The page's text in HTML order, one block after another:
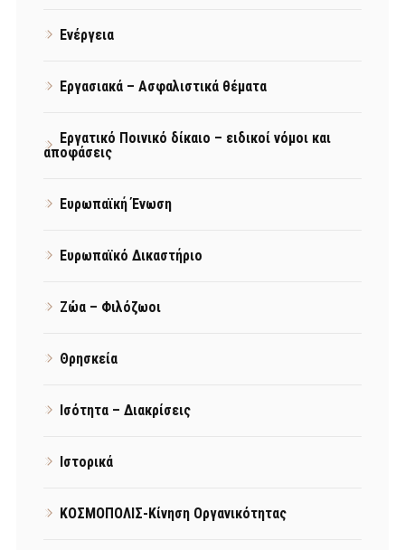
Ενέργεια
Εργασιακά – Ασφαλιστικά θέματα
Εργατικό Ποινικό δίκαιο – ειδικοί νόμοι και
αποφάσεις
Ευρωπαϊκή Ένωση
Ευρωπαϊκό Δικαστήριο
Ζώα – Φιλόζωοι
Θρησκεία
Ισότητα – Διακρίσεις
Ιστορικά
ΚΟΣΜΟΠΟΛΙΣ-Κίνηση Οργανικότητας